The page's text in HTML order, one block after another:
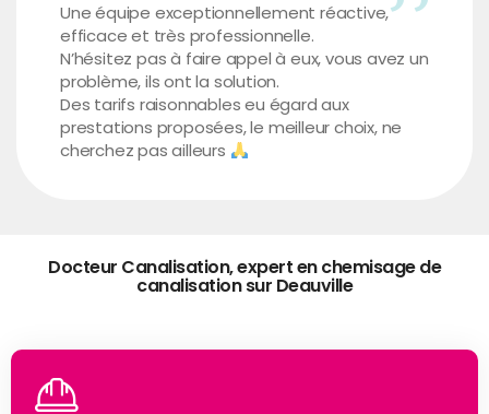
Une équipe exceptionnellement réactive,
efficace et très professionnelle.
N’hésitez pas à faire appel à eux, vous avez un
problème, ils ont la solution.
Des tarifs raisonnables eu égard aux
prestations proposées, le meilleur choix, ne
cherchez pas ailleurs
Docteur Canalisation, expert en chemisage de
canalisation sur Deauville